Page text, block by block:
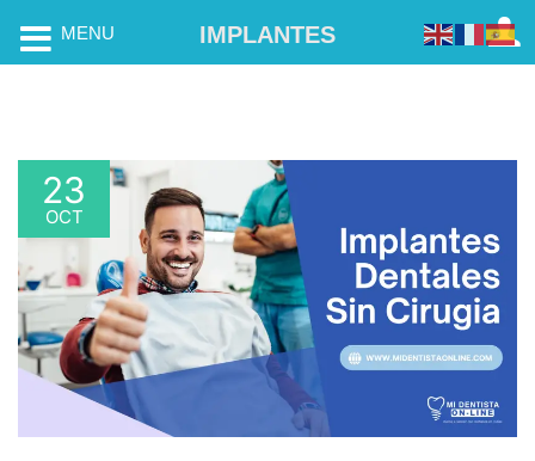
23
OCT
MENU IMPLANTES